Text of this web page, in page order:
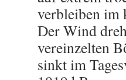
verbleiben im
Der Wind
vereinzelten
sinkt im